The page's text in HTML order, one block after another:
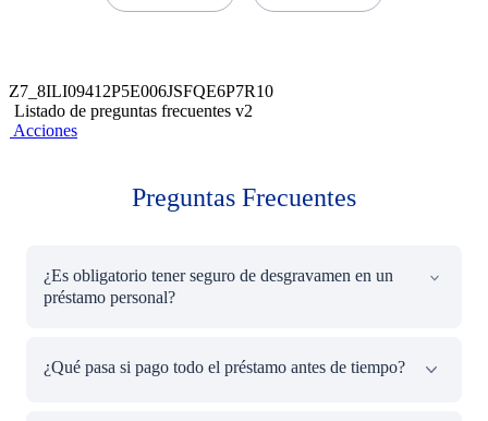
Z7_8ILI09412P5E006JSFQE6P7R10
Listado de preguntas frecuentes v2
Acciones
Preguntas Frecuentes
¿Es obligatorio tener seguro de desgravamen en un
préstamo personal?
con tu propio seguro si cumple los requisitos.
¿Qué pasa si pago todo el préstamo antes de tiempo?